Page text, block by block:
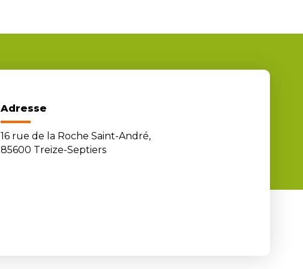
Adresse
16 rue de la Roche Saint-André,
85600 Treize-Septiers